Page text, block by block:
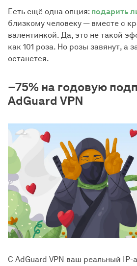
Есть ещё одна опция: подарить
близкому человеку — вместе с
валентинкой. Да, это не такой
как 101 роза. Но розы завянут, а
останется.
−75% на годовую
AdGuard VPN
C AdGuard VPN ваш реальный IP-